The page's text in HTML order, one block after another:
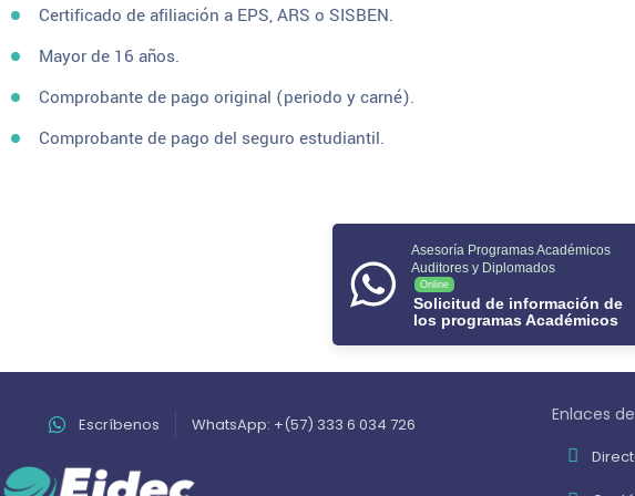
Certificado de afiliación a EPS, ARS o SISBEN.
Mayor de 16 años.
Comprobante de pago original (periodo y carné).
Comprobante de pago del seguro estudiantil.
Asesoría Programas Académicos
Auditores y Diplomados
Online
Solicitud de información de
los programas Académicos
Escríbenos WhatsApp: +(57) 333 6 034 726 Enlaces